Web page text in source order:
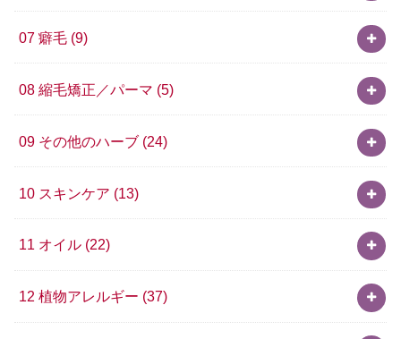
07 癖毛 (9)
08 縮毛矯正／パーマ (5)
09 その他のハーブ (24)
10 スキンケア (13)
11 オイル (22)
12 植物アレルギー (37)